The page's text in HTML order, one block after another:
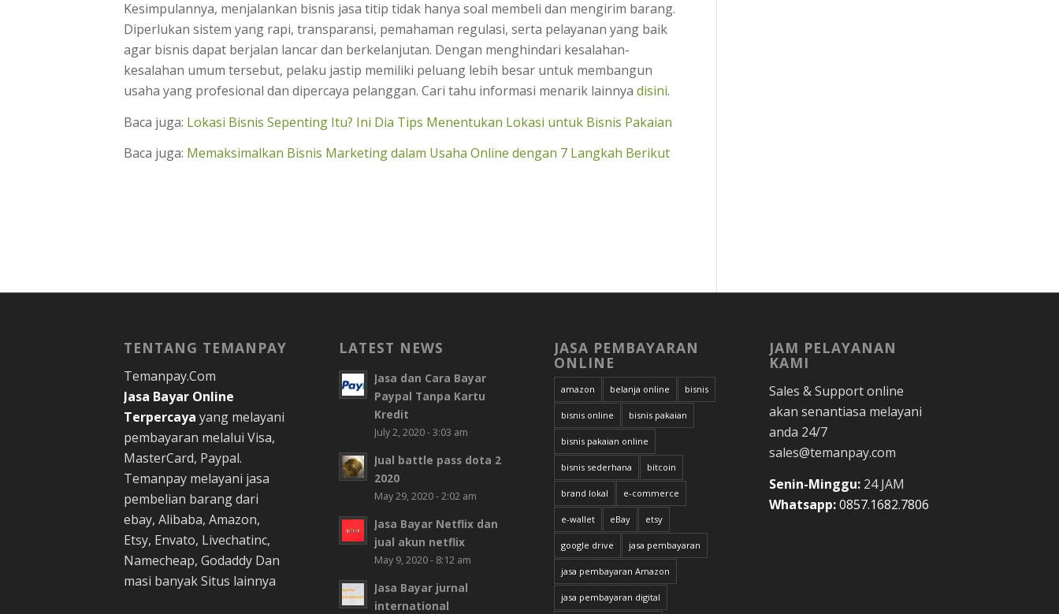
Kesimpulannya, menjalankan bisnis jasa titip tidak hanya soal membeli dan mengirim barang.
Diperlukan sistem yang rapi, transparansi, pemahaman regulasi, serta pelayanan yang baik
agar bisnis dapat berjalan lancar dan berkelanjutan. Dengan menghindari kesalahan-
kesalahan umum tersebut, pelaku jastip memiliki peluang lebih besar untuk membangun
usaha yang profesional dan dipercaya pelanggan. Cari tahu informasi menarik lainnya disini.
Baca juga: Lokasi Bisnis Sepenting Itu? Ini Dia Tips Menentukan Lokasi untuk Bisnis Pakaian
Baca juga: Memaksimalkan Bisnis Marketing dalam Usaha Online dengan 7 Langkah Berikut
TENTANG TEMANPAY
Temanpay.Com
Jasa Bayar Online
Terpercaya yang melayani
pembayaran melalui Visa,
MasterCard, Paypal.
Temanpay melayani jasa
pembelian barang dari
ebay, Alibaba, Amazon,
Etsy, Envato, Livechatinc,
Namecheap, Godaddy Dan
masi banyak Situs lainnya
LATEST NEWS
Jasa dan Cara Bayar
Paypal Tanpa Kartu
Kredit
July 2, 2020 - 3:03 am
Jual battle pass dota 2
2020
May 29, 2020 - 2:02 am
Jasa Bayar Netflix dan
jual akun netflix
May 9, 2020 - 8:12 am
Jasa Bayar jurnal
international
JASA PEMBAYARAN
ONLINE
amazon belanja online bisnis
bisnis online bisnis pakaian
bisnis pakaian online
bisnis sederhana bitcoin
brand lokal e-commerce
e-wallet eBay etsy
google drive jasa pembayaran
jasa pembayaran Amazon
jasa pembayaran digital
JAM PELAYANAN
KAMI
Sales & Support online
akan senantiasa melayani
anda 24/7
sales@temanpay.com
Senin-Minggu: 24 JAM
Whatsapp:0857.1682.7806